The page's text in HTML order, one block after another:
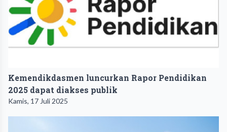
Kemendikdasmen luncurkan Rapor Pendidikan
2025 dapat diakses publik
Kamis, 17 Juli 2025